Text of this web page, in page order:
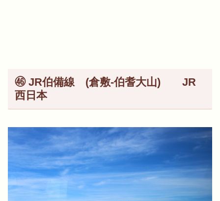
㊻ JR伯備線 (倉敷-伯耆大山) JR
西日本